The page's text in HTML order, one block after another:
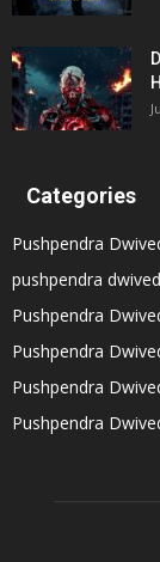
Categories
Pushpendra
pushpendra
Pushpendra
Pushpendra
Pushpendra
Pushpendra